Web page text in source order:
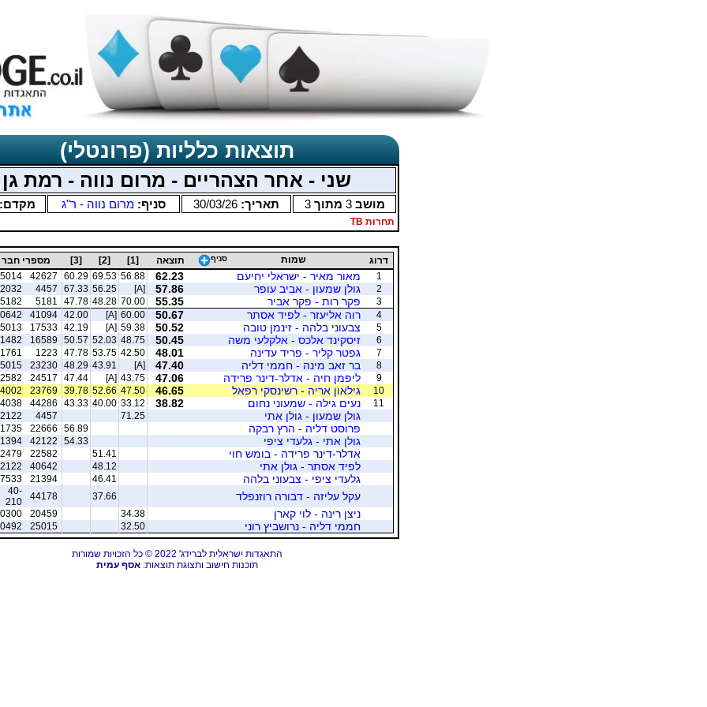
תוצאות כלליות (פרונטלי)
שני - אחר הצהריים - מרום נווה - רמת גן
מושב3 מתוך3 תאריך: 30/03/26 סניף: מרום נווה - ר"ג מקדם:
תחרות TB
דרוג שמות סניף תוצאה [1]
[2]
[3] מספרי חבר
1
מאור מאיר - ישראלי יחיעם 62.23
56.88
69.53
60.29
42627
2
גולן שמעון - אביב עופר 57.86
[A]
56.25
67.33
4457
3
פקר רות - פקר אביר 55.35
70.00
48.28
47.78
5181
5182
4
רוה אליעזר - לפיד אסתר 50.67
60.00
[A]
42.00
41094
5
צבעוני בלהה - זינמן טובה 50.52
59.38
[A]
42.19
17533
6
זיסקינד אלכס - אלקלעי משה 50.45
48.75
52.03
50.57
16589
7
גפטר קליר - פריד עדינה 48.01
42.50
53.75
47.78
1223
8
בר זאב מינה - חממי דליה 47.40
[A]
43.91
48.29
23230
9
ליפמן חיה - אדלר-דינר פרידה 47.06
43.75
[A]
47.44
24517
10
גילאון אריה - רשינסקי רפאל 46.65
47.50
52.66
39.78
23769
11
נעים גילה - שמעוני נחום 38.82
33.12
40.00
43.33
44286
גולן שמעון - גולן אתי 71.25
4457
פרוסט דליה - הרץ רבקה 56.89
22666
גולן אתי - גלעדי ציפי 54.33
42122
אדלר-דינר פרידה - בומש חוי 51.41
22582
לפיד אסתר - גולן אתי 48.12
40642
גלעדי ציפי - צבעוני בלהה 46.41
21394
עקל עליזה - דבורה רוזנפלד 37.66
44178
40-
210
ניצן רינה - לוי קארן 34.38
20459
חממי דליה - נרושביץ רוני 32.50
25015
התאגדות ישראלית לברידג' 2022 © כל הזכויות שמורות
תוכנות חישוב ותצוגת תוצאות:אסף עמית